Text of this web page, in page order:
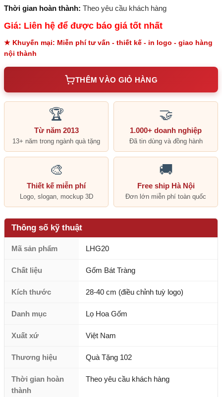
Thời gian hoàn thành: Theo yêu cầu khách hàng
Giá: Liên hệ để được báo giá tốt nhất
★ Khuyến mại: Miễn phí tư vấn - thiết kế - in logo - giao hàng
nội thành
THÊM VÀO GIỎ HÀNG
🏆
Từ năm 2013
13+ năm trong ngành quà tặng
🤝
1.000+ doanh nghiệp
Đã tin dùng và đồng hành
🎨
Thiết kế miễn phí
Logo, slogan, mockup 3D
🚚
Free ship Hà Nội
Đơn lớn miễn phí toàn quốc
Thông số kỹ thuật
Mã sản phẩm LHG20
Chất liệu Gốm Bát Tràng
Kích thước 28-40 cm (điều chỉnh tuỳ logo)
Danh mục Lọ Hoa Gốm
Xuất xứ Việt Nam
Thương hiệu Quà Tặng 102
Thời gian hoàn
thành
Theo yêu cầu khách hàng